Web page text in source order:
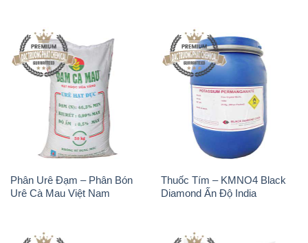
Phân Urê Đạm – Phân Bón
Urê Cà Mau Việt Nam
Thuốc Tím – KMNO4 Black
Diamond Ấn Độ India